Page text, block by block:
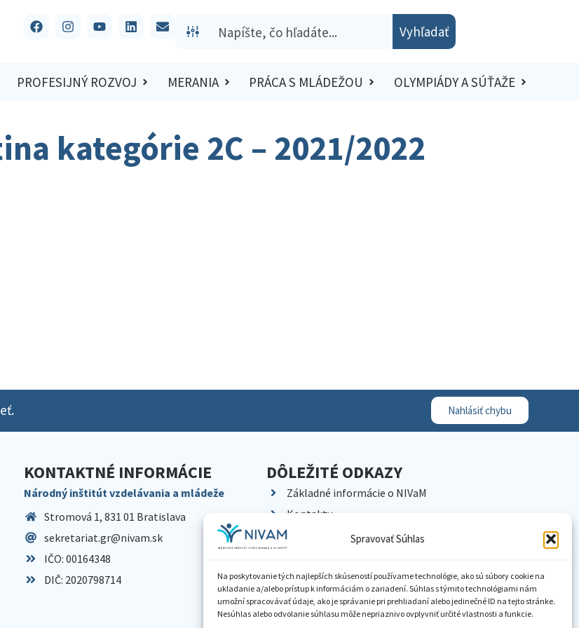
Spravovať Súhlas
Na poskytovanie tých najlepších skúseností používame technológie, ako sú súbory cookie na
ukladanie a/alebo prístup k informáciám o zariadení. Súhlas s týmito technológiami nám
umožní spracovávať údaje, ako je správanie pri prehliadaní alebo jedinečné ID na tejto stránke.
Nesúhlas alebo odvolanie súhlasu môže nepriaznivo ovplyvniť určité vlastnosti a funkcie.
Vyhľadať
PROFESIJNÝ ROZVOJ MERANIA PRÁCA S MLÁDEŽOU OLYMPIÁDY A SÚŤAŽE
kategórie 2C – 2021/2022
Nahlásiť chybu
KONTAKTNÉ INFORMÁCIE
Národný inštitút vzdelávania a mládeže
Stromová 1, 831 01 Bratislava
sekretariat.gr@nivam.sk
IČO: 00164348
DIČ: 2020798714
DÔLEŽITÉ ODKAZY
Základné informácie o NIVaM
Kontakty
Kariéra
Pracoviská NIVaM
Dokumenty inštitúcie
Knižnica